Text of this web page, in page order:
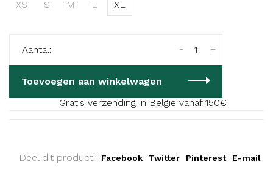
XS S M L XL
Aantal: +
-
Toevoegen aan winkelwagen
Gratis verzending in België vanaf 150€
Deel dit product: Facebook Twitter Pinterest E-mail